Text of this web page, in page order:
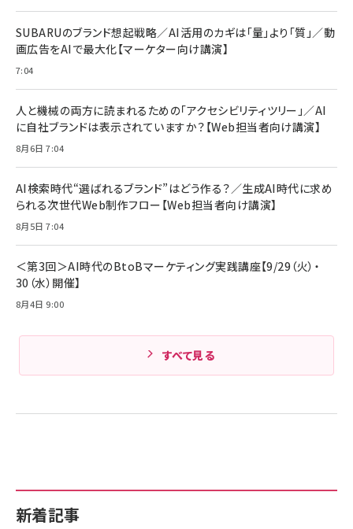
￥880
ママ投資家が育休中に１億貯めた株式投資
組織の成果を最大化する ルールのデザイン
￥1,980
Amazonランキングをもっと見る
￥6,980
全ワイヤレスイヤホン/アクティブノイズキャンセリ
技術基準適合】ブラック
￥5,990
ケーブル Anker絡まないケーブル 240W 結束バン
ド付き USB PD対応 シリコン素材採用 iPhone
17 / 16 / 15 / Galaxy iPad Pro MacBook
Pro/Air 各種対応 (1.8m ミッドナイトブラック)
￥1,890
Pro/Air 各種対応 (1.8m ミッドナイトブラック)
￥1,890
サッポロ 生ビール 黒ラベル 350ml 缶 24本 ビー
ル ケース買い【6/30応募〆切! 黒ラベルビヤセラー
￥4,857
新着記事
SUBARUのブランド想起戦略／AI活用のカギは「量」より「質」／動
画広告をAIで最大化【マーケター向け講演】
7:04
人と機械の両方に読まれるための「アクセシビリティツリー」／AI
に自社ブランドは表示されていますか？【Web担当者向け講演】
8月6日 7:04
AI検索時代“選ばれるブランド”はどう作る？／生成AI時代に求め
られる次世代Web制作フロー【Web担当者向け講演】
8月5日 7:04
＜第3回＞AI時代のBtoBマーケティング実践講座【9/29（火）・
30（水）開催】
8月4日 9:00
すべて見る